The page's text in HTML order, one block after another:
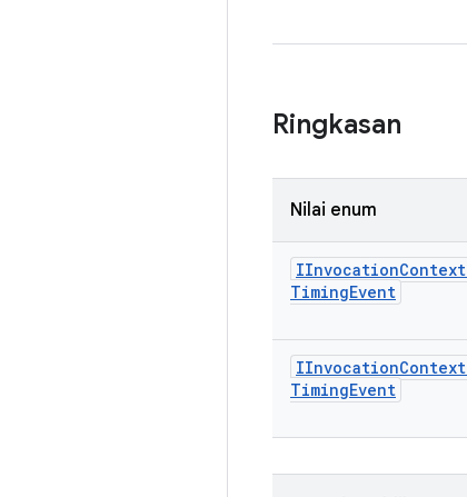
Ringkasan
Nilai enum
IInvocationContext
TimingEvent
IInvocationContext
TimingEvent